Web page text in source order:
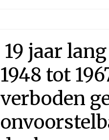
19 jaar
1948 tot
verboden